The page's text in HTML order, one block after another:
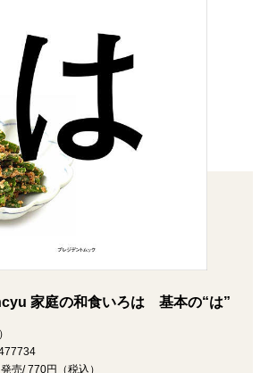
家庭の和食いろは 基本の“は”
売/ 770円（税込）